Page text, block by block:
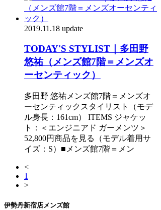
2019.11.18 update
TODAY'S STYLIST｜多田野
悠祐（メンズ館7階＝メンズオ
ーセンティック）
多田野 悠祐メンズ館7階＝メンズオ
ーセンティックスタイリスト（モデ
ル身長：161cm） ITEMS ジャケッ
ト：＜エンジニアド ガーメンツ＞
52,800円商品を見る（モデル着用サ
イズ：S）■メンズ館7階＝メン
<
1
>
伊勢丹新宿店メンズ館